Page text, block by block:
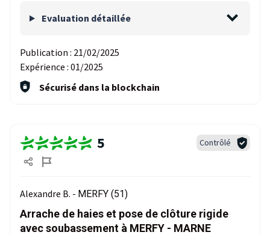
Evaluation détaillée
Publication : 21/02/2025
Expérience : 01/2025
Sécurisé dans la blockchain
5 Contrôlé
Alexandre B. - MERFY (51)
Arrache de haies et pose de clôture rigide
avec soubassement à MERFY - MARNE